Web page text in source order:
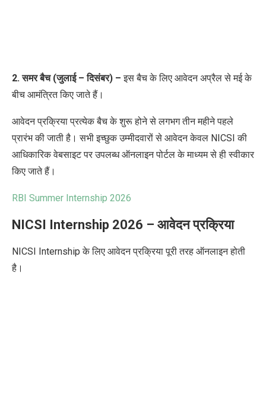
2. समर बैच (जुलाई – दिसंबर) – इस बैच के लिए आवेदन अप्रैल से मई के
बीच आमंत्रित किए जाते हैं।
आवेदन प्रक्रिया प्रत्येक बैच के शुरू होने से लगभग तीन महीने पहले
प्रारंभ की जाती है। सभी इच्छुक उम्मीदवारों से आवेदन केवल NICSI की
आधिकारिक वेबसाइट पर उपलब्ध ऑनलाइन पोर्टल के माध्यम से ही स्वीकार
किए जाते हैं।
RBI Summer Internship 2026
NICSI Internship 2026 – आवेदन प्रक्रिया
NICSI Internship के लिए आवेदन प्रक्रिया पूरी तरह ऑनलाइन होती
है।